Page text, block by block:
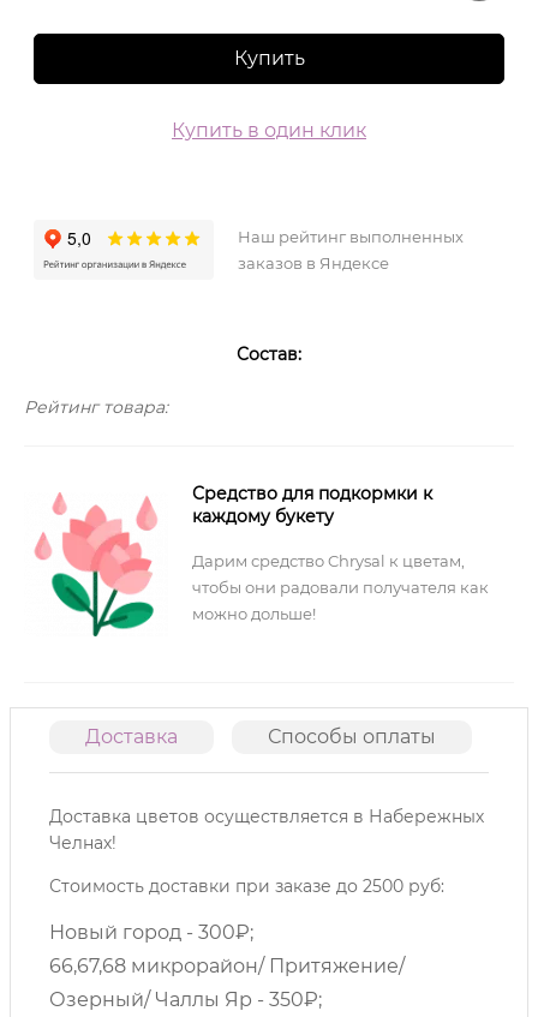
Купить
Купить в один клик
Наш рейтинг выполненных
заказов в Яндексе
Состав:
Рейтинг товара:
Средство для подкормки к
каждому букету
Дарим средство Chrysal к цветам,
чтобы они радовали получателя как
можно дольше!
Доставка Способы оплаты
Доставка цветов осуществляется в Набережных
Челнах!
Стоимость доставки при заказе до 2500 руб:
Новый город - 300₽;
66,67,68 микрорайон/ Притяжение/
Озерный/ Чаллы Яр - 350₽;